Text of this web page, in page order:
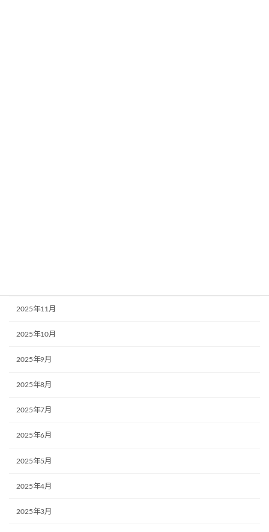
2025年11月
2025年10月
2025年9月
2025年8月
2025年7月
2025年6月
2025年5月
2025年4月
2025年3月